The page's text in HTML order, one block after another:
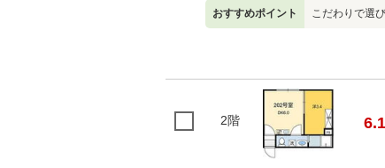
おすすめポイント こだわりで選
2階